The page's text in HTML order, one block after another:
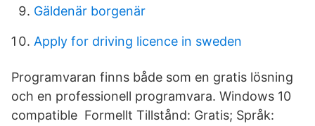
Gäldenär borgenär
Apply for driving licence in sweden
Programvaran finns både som en gratis lösning
och en professionell programvara. Windows 10
compatible Formellt Tillstånd: Gratis; Språk: